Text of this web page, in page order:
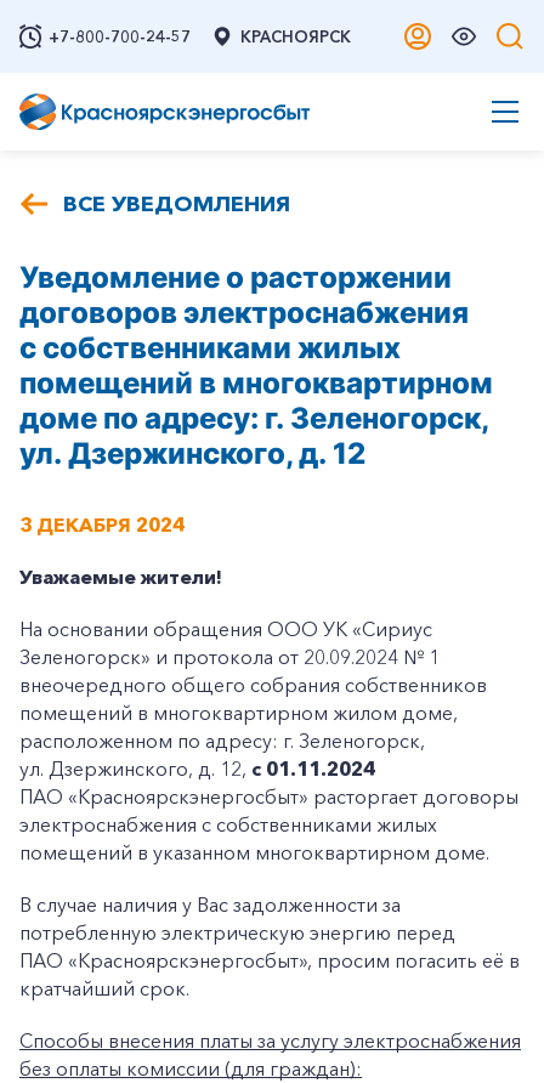
+7-800-700-24-57 КРАСНОЯРСК
ВСЕ УВЕДОМЛЕНИЯ
Уведомление о расторжении
договоров электроснабжения
с собственниками жилых
помещений в многоквартирном
доме по адресу: г. Зеленогорск,
ул. Дзержинского, д. 12
3 ДЕКАБРЯ 2024
Уважаемые жители!
На основании обращения ООО УК «Сириус
Зеленогорск» и протокола от 20.09.2024 № 1
внеочередного общего собрания собственников
помещений в многоквартирном жилом доме,
расположенном по адресу: г. Зеленогорск,
ул. Дзержинского, д. 12, с 01.11.2024
ПАО «Красноярскэнергосбыт» расторгает договоры
электроснабжения с собственниками жилых
помещений в указанном многоквартирном доме.
В случае наличия у Вас задолженности за
потребленную электрическую энергию перед
ПАО «Красноярскэнергосбыт», просим погасить её в
кратчайший срок.
Способы внесения платы за услугу электроснабжения
без оплаты комиссии (для граждан):